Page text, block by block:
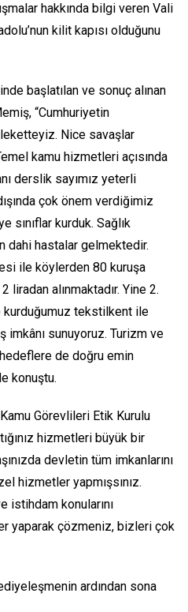
hakkında bilgi veren Vali
kilit kapısı olduğunu
başlatılan ve sonuç alınan
“Cumhuriyetin
Nice savaşlar
kamu hizmetleri açısında
derslik sayımız yeterli
çok önem verdiğimiz
sınıflar kurduk. Sağlık
dahi hastalar gelmektedir.
ile köylerden 80 kuruşa
alınmaktadır. Yine 2.
tekstilkent ile
sunuyoruz. Turizm ve
de doğru emin
konuştu.
Görevlileri Etik Kurulu
hizmetleri büyük bir
devletin tüm imkanlarını
hizmetler yapmışsınız.
istihdam konularını
yaparak çözmeniz, bizleri çok
ardından sona